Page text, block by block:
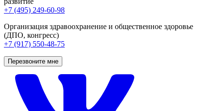
+7 (495) 249-60-98
Организация здравоохранение и общественное здоровье
(ДПО, конгресс)
+7 (917) 550-48-75
Перезвоните мне